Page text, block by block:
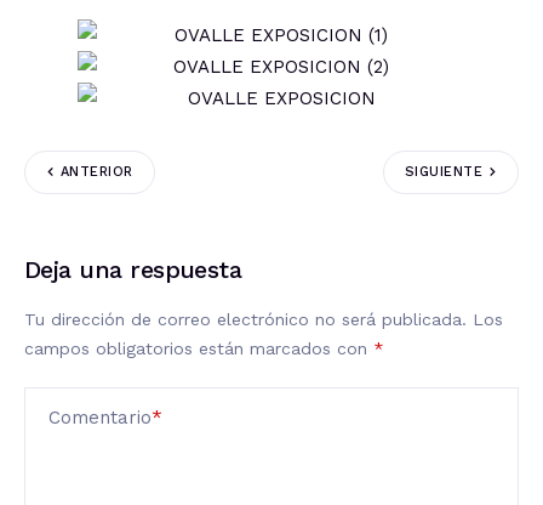
ANTERIOR SIGUIENTE
Deja una respuesta
Tu dirección de correo electrónico no será publicada. Los
campos obligatorios están marcados con *
Comentario*